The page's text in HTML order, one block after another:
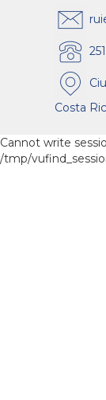
Costa
Cannot write
/tmp/